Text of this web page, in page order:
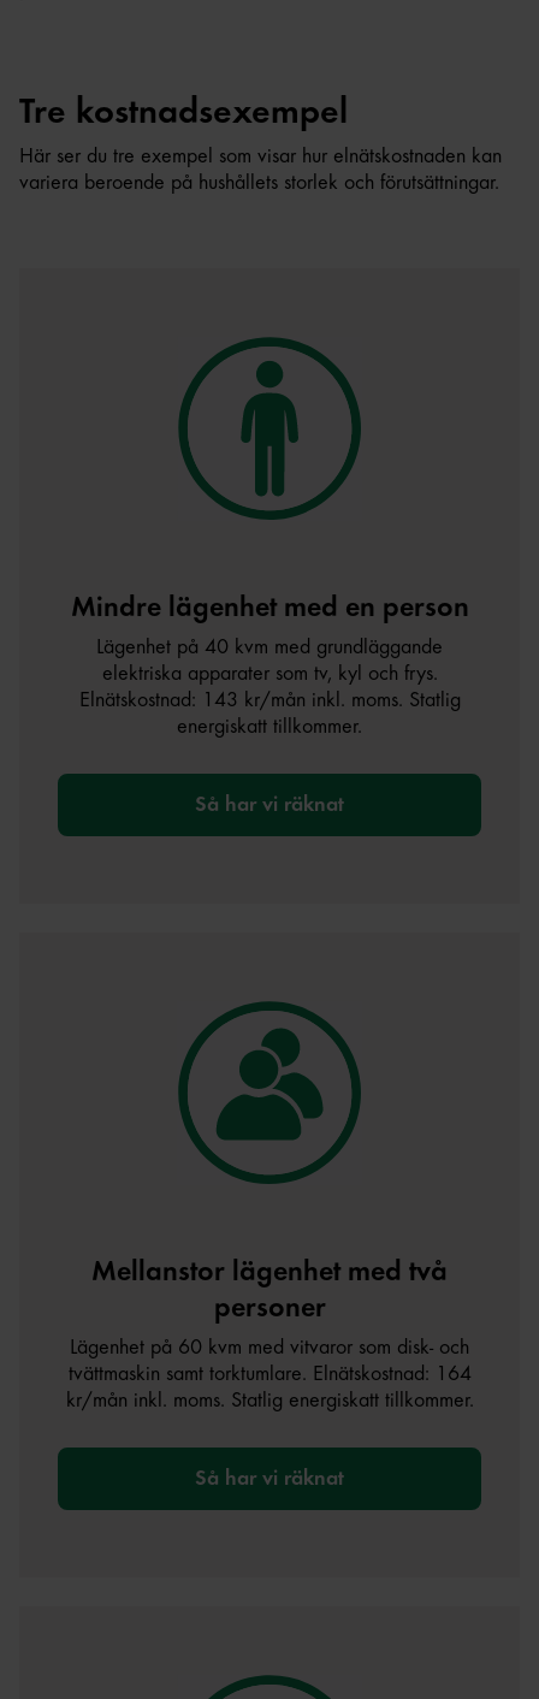
Tre kostnadsexempel
Här ser du tre exempel som visar hur elnätskostnaden kan
variera beroende på hushållets storlek och förutsättningar.
Mindre lägenhet med en person
Lägenhet på 40 kvm med grundläggande
elektriska apparater som tv, kyl och frys.
Elnätskostnad: 143 kr/mån inkl. moms. Statlig
energiskatt tillkommer.
Så har vi räknat
Mellanstor lägenhet med två
personer
Lägenhet på 60 kvm med vitvaror som disk- och
tvättmaskin samt torktumlare. Elnätskostnad: 164
kr/mån inkl. moms. Statlig energiskatt tillkommer.
Så har vi räknat